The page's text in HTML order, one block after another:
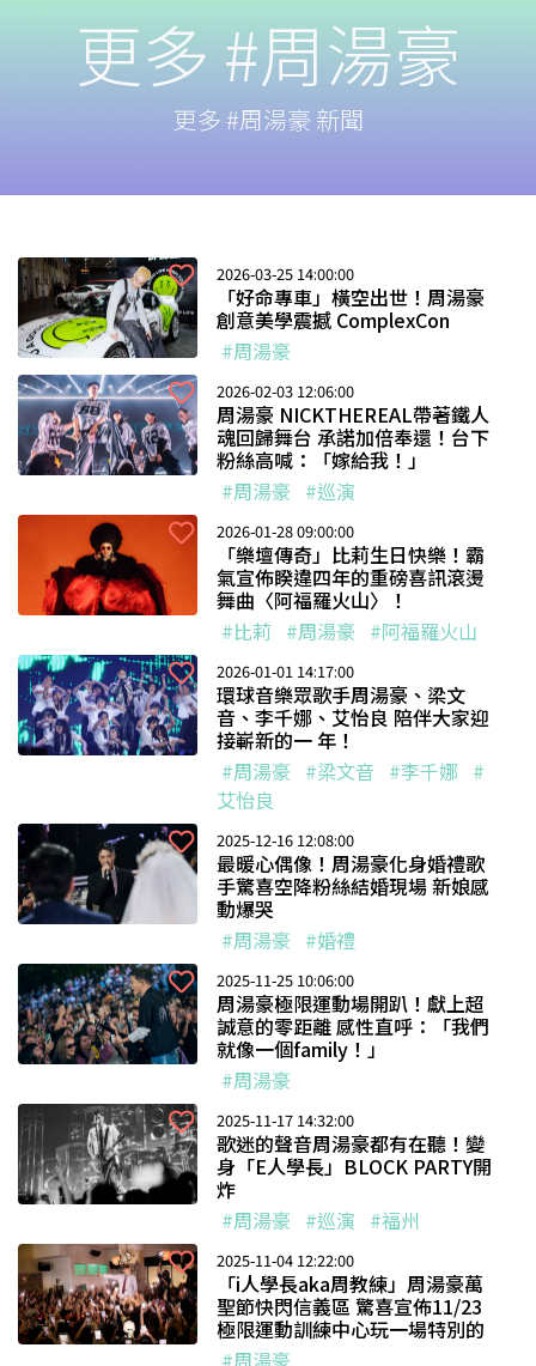
更多 #周湯豪
更多 #周湯豪 新聞
2026-03-25 14:00:00
「好命專車」橫空出世！周湯豪
創意美學震撼 ComplexCon
#周湯豪
2026-02-03 12:06:00
周湯豪 NICKTHEREAL帶著鐵人
魂回歸舞台 承諾加倍奉還！台下
粉絲高喊：「嫁給我！」
#周湯豪 #巡演
2026-01-28 09:00:00
「樂壇傳奇」比莉生日快樂！霸
氣宣佈睽違四年的重磅喜訊滾燙
舞曲〈阿福羅火山〉！
#比莉 #周湯豪 #阿福羅火山
2026-01-01 14:17:00
環球音樂眾歌手周湯豪、梁文
音、李千娜、艾怡良 陪伴大家迎
接嶄新的一 年！
#周湯豪 #梁文音 #李千娜 #
艾怡良
2025-12-16 12:08:00
最暖心偶像！周湯豪化身婚禮歌
手驚喜空降粉絲結婚現場 新娘感
動爆哭
#周湯豪 #婚禮
2025-11-25 10:06:00
周湯豪極限運動場開趴！獻上超
誠意的零距離 感性直呼：「我們
就像一個family！」
#周湯豪
2025-11-17 14:32:00
歌迷的聲音周湯豪都有在聽！變
身「E人學長」BLOCK PARTY開
炸
#周湯豪 #巡演 #福州
2025-11-04 12:22:00
「i人學長aka周教練」周湯豪萬
聖節快閃信義區 驚喜宣佈11/23
極限運動訓練中心玩一場特別的
#周湯豪